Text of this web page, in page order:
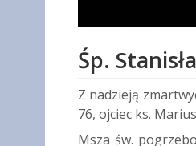
Śp.
Z nadzieją
76, ojciec ks.
Msza św.